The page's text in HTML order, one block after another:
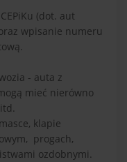
(dot. aut
wpisanie numeru
- auta z
mieć nierówno
klapie
progach,
ozdobnymi.